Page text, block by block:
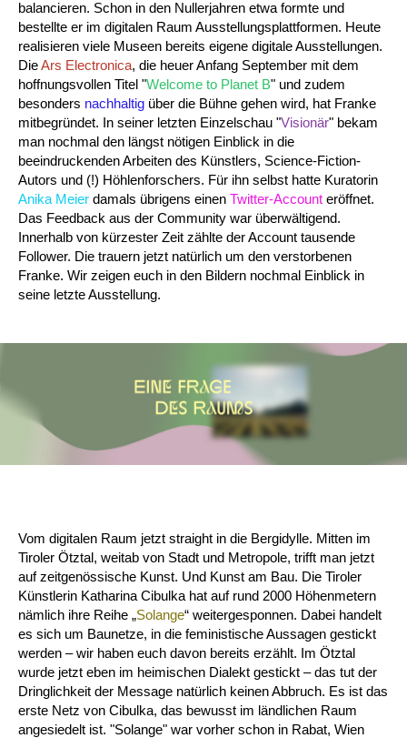
balancieren. Schon in den Nullerjahren etwa formte und
bestellte er im digitalen Raum Ausstellungsplattformen. Heute
realisieren viele Museen bereits eigene digitale Ausstellungen.
DieArs Electronica, die heuer Anfang September mit dem
hoffnungsvollen Titel "Welcome to Planet B" und zudem
besonders nachhaltig über die Bühne gehen wird, hat Franke
mitbegründet. In seiner letzten Einzelschau "Visionär" bekam
man nochmal den längst nötigen Einblick in die
beeindruckenden Arbeiten des Künstlers, Science-Fiction-
Autors und (!) Höhlenforschers. Für ihn selbst hatte Kuratorin
Anika Meier damals übrigens einen Twitter-Account eröffnet.
Das Feedback aus der Community war überwältigend.
Innerhalb von kürzester Zeit zählte der Account tausende
Follower. Die trauern jetzt natürlich um den verstorbenen
Franke. Wir zeigen euch in den Bildern nochmal Einblick in
seine letzte Ausstellung.
Vom digitalen Raum jetzt straight in die Bergidylle. Mitten im
Tiroler Ötztal, weitab von Stadt und Metropole, trifft man jetzt
auf zeitgenössische Kunst. Und Kunst am Bau. Die Tiroler
Künstlerin Katharina Cibulka hat auf rund 2000 Höhenmetern
nämlich ihre Reihe „Solange“ weitergesponnen. Dabei handelt
es sich um Baunetze, in die feministische Aussagen gestickt
werden – wir haben euch davon bereits erzählt. Im Ötztal
wurde jetzt eben im heimischen Dialekt gestickt – das tut der
Dringlichkeit der Message natürlich keinen Abbruch. Es ist das
erste Netz von Cibulka, das bewusst im ländlichen Raum
angesiedelt ist. "Solange" war vorher schon in Rabat, Wien